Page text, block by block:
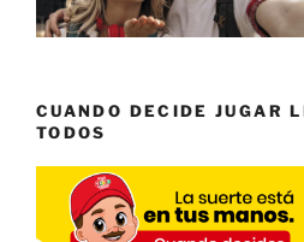
CUANDO DECIDE JUGAR
TODOS